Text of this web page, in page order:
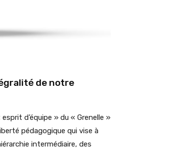
de notre
d’équipe » du « Grenelle »
pédagogique qui vise à
intermédiaire, des